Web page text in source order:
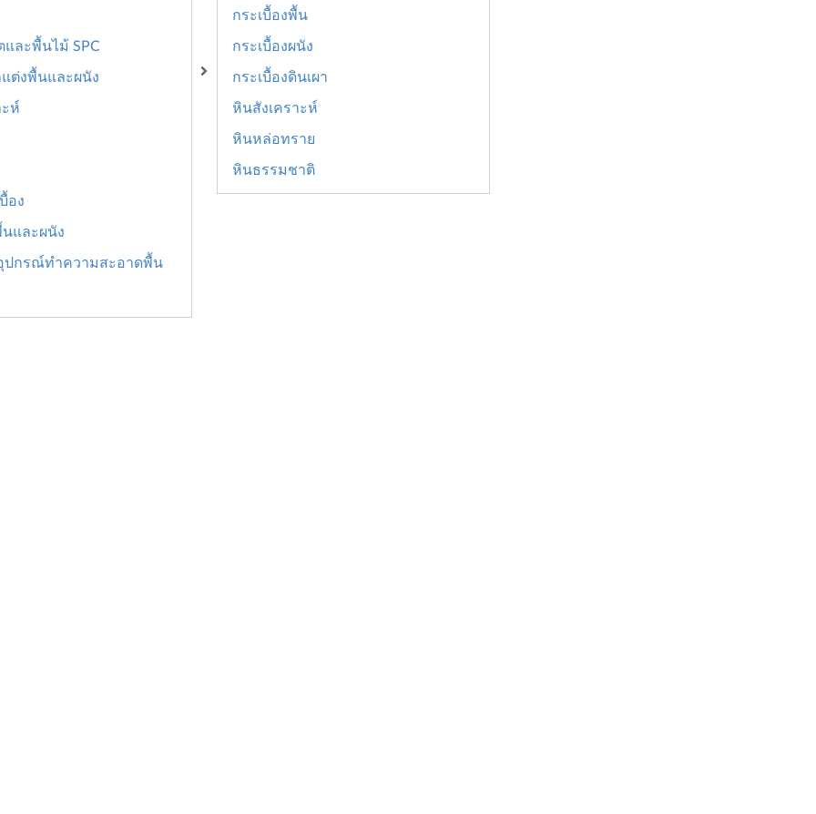
ละพื้นไม้ SPC
ต่งพื้นและผนัง
ห์
อง
และผนัง
ปกรณ์ทำความสะอาดพื้น
กระเบื้องพื้น
กระเบื้องผนัง
กระเบื้องดินเผา
หินสังเคราะห์
หินหล่อทราย
หินธรรมชาติ